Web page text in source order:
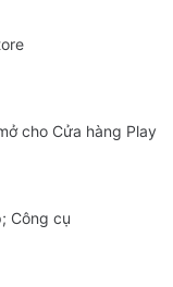
cho Cửa hàng Play
Công cụ